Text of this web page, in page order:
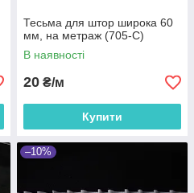
Тесьма для штор широка 60
мм, на метраж (705-С)
В наявності
20 ₴/м
Купити
–10%